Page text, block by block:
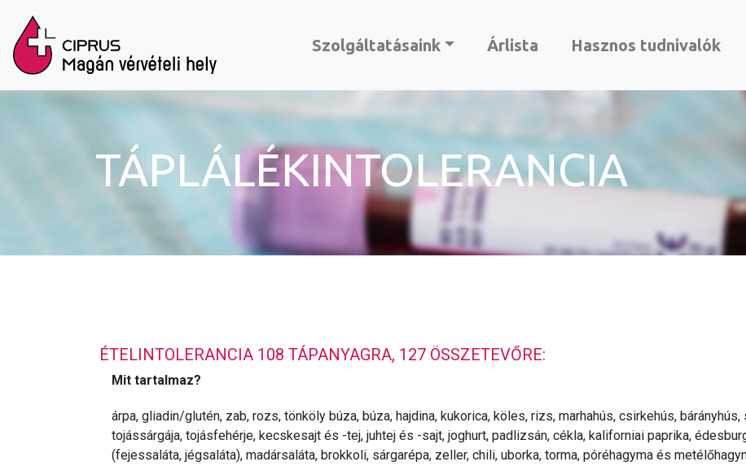
Szolgáltatásaink Árlista Hasznos tudnivalók
TÁPLÁLÉKINTOLERANCIA
ÉTELINTOLERANCIA 108 TÁPANYAGRA, 127 ÖSSZETEVŐRE:
Mit tartalmaz?
árpa, gliadin/glutén, zab, rozs, tönköly búza, búza, hajdina, kukorica, köles, rizs, marhahús, csirkehús,
tojássárgája, tojásfehérje, kecskesajt és -tej, juhtej és -sajt, joghurt, padlizsán, cékla, kaliforniai paprika,
(fejessaláta, jégsaláta), madársaláta, brokkoli, sárgarépa, zeller, chili, uborka, torma, póréhagyma és